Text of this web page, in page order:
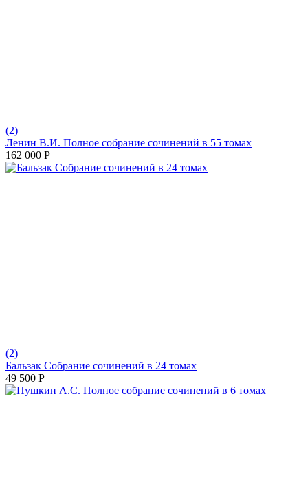
(2)
Ленин В.И. Полное собрание сочинений в 55 томах
162 000 Р
(2)
Бальзак Собрание сочинений в 24 томах
49 500 Р